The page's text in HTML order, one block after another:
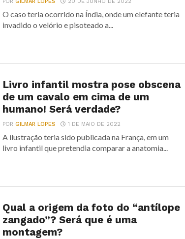
O caso teria ocorrido na Índia, onde um elefante teria
invadido o velório e pisoteado a...
Livro infantil mostra pose obscena
de um cavalo em cima de um
humano! Será verdade?
PORGILMAR LOPES 1 DE MAIO DE 2022
A ilustração teria sido publicada na França, em um
livro infantil que pretendia comparar a anatomia...
Qual a origem da foto do “antílope
zangado”? Será que é uma
montagem?